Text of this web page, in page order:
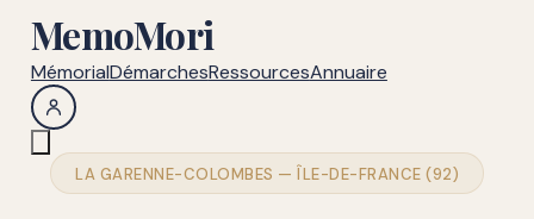
MemoMori
MémorialDémarchesRessourcesAnnuaire
LA GARENNE-COLOMBES — ÎLE-DE-FRANCE (92)